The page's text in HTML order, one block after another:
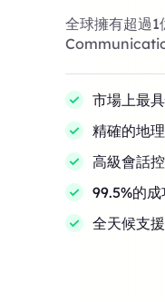
全球擁有超過
市場上最
精確的地
高級會話
99.5%的
全天候支援